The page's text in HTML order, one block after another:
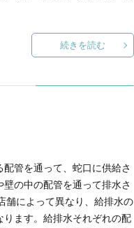
続きを読む
管を通って、蛇口に供給さ
の中の配管を通って排水さ
舗によって異なり、給排水の
ます。給排水それぞれの配